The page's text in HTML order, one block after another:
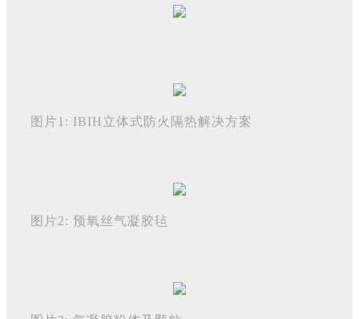
图片1: IBIH立体式防火隔热解决方案
图片2: 预氧丝气凝胶毡